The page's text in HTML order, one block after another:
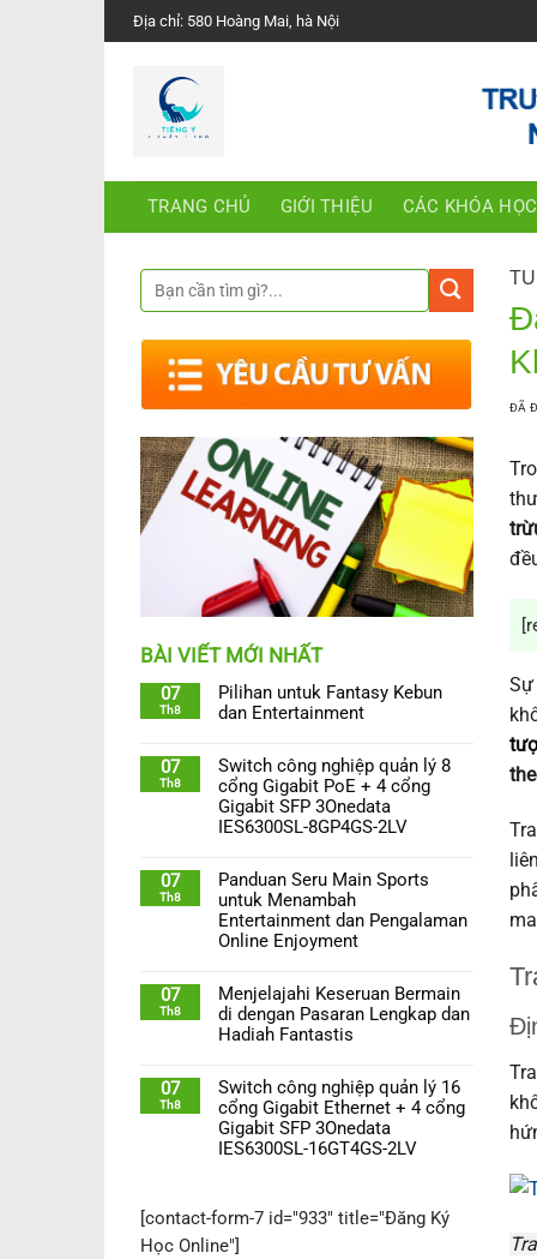
Chuyển
đến
Địa chỉ: 580 Hoàng Mai, hà Nội
TRANG CHỦ GIỚI THIỆU CÁC KHÓA HỌC
BÀI VIẾT MỚI NHẤT
07
Th8
Pilihan untuk Fantasy Kebun
dan Entertainment
07
Th8
Switch công nghiệp quản lý 8
cổng Gigabit PoE + 4 cổng
Gigabit SFP 3Onedata
IES6300SL-8GP4GS-2LV
07
Th8
Panduan Seru Main Sports
untuk Menambah
Entertainment dan Pengalaman
Online Enjoyment
07
Th8
Menjelajahi Keseruan Bermain
di dengan Pasaran Lengkap dan
Hadiah Fantastis
07
Th8
Switch công nghiệp quản lý 16
cổng Gigabit Ethernet + 4 cổng
Gigabit SFP 3Onedata
IES6300SL-16GT4GS-2LV
[contact-form-7 id="933" title="Đăng Ký
Học Online"]
ĐÃ
Sự